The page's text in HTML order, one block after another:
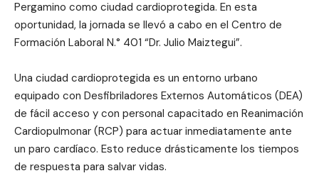
Pergamino como ciudad cardioprotegida. En esta
oportunidad, la jornada se llevó a cabo en el Centro de
Formación Laboral N.° 401 “Dr. Julio Maiztegui”.
Una ciudad cardioprotegida es un entorno urbano
equipado con Desfibriladores Externos Automáticos (DEA)
de fácil acceso y con personal capacitado en Reanimación
Cardiopulmonar (RCP) para actuar inmediatamente ante
un paro cardíaco. Esto reduce drásticamente los tiempos
de respuesta para salvar vidas.